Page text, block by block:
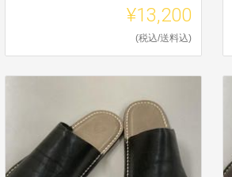
¥13,200
(税込/送料込)